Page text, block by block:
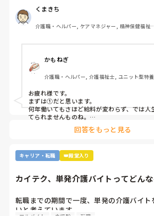
②利用者に叩かれるなど危険があるから。
③他業種に転職できるスキルがつかなさそ
④職場の立地が悪いところが多いから。
⑤報酬が国次第だから。
⑦時間外労働が多いから。
⑧介護の業界人が綺麗事しか言わないから。
⑨人がいないのに新卒を優遇するから。
⑩未経験可の求人しかないから。
11マネジメント層がまともでないから。
12その他
くまきち
介護職・ヘルパー, ケアマネジャー, 精神保健福祉
かもねぎ
介護職・ヘルパー, 介護福祉士, ユニット型特養
お疲れ様です。
まずは①だと思います。
何年働いてもさほど給料が変わらず、では人
てられませんものね。
特に若い方の選択肢からは、まず外れてしま
回答をもっと見る
キャリア・転職 👑殿堂入り
カイテク、単発介護バイトってどん
転職までの期間で一度、単発の介護バイト
いと考えています。